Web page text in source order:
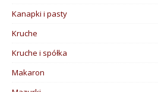
Kanapki i pasty
Kruche
Kruche i spółka
Makaron